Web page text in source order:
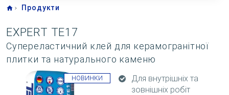
Home
Продукти
EXPERT TE17
Супереластичний клей для керамогранітної
плитки та натурального каменю
НОВИНКИ
Для внутрішніх та
зовнішніх робіт